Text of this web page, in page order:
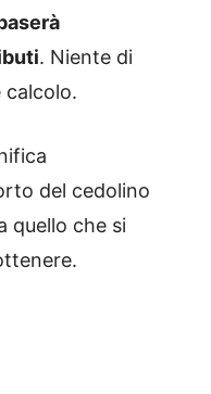
. Niente di
calcolo.
del cedolino
quello che si